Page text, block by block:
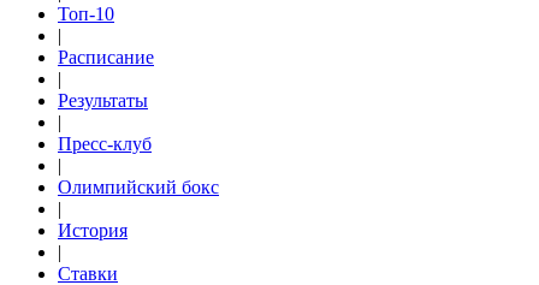
Топ-10
|
Расписание
|
Результаты
|
Пресс-клуб
|
Олимпийский бокс
|
История
|
Ставки